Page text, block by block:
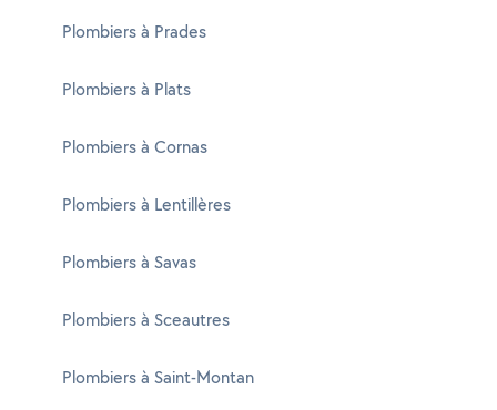
Plombiers à Prades
Plombiers à Plats
Plombiers à Cornas
Plombiers à Lentillères
Plombiers à Savas
Plombiers à Sceautres
Plombiers à Saint-Montan